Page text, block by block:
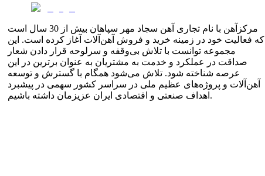
مرکزآهن با نام تجاری آهن سجاد مهر سپاهان بیش از 30 سال است
که فعالیت خود در زمینه خرید و فروش آهن‌آلات آغاز کرده است. این
مجموعه توانست با تلاش بی‌وقفه و سرلوحه قرار دادن شعار
صداقت در عملکرد و خدمت به مشتریان به عنوان برترین در این
عرصه شناخته شود. تلاش می‌شود همگام با گسترش و توسعه
آهن‌آلات و پروژه‌های عظیم ملی در سراسر کشور سهمی در پیشبرد
اهداف صنعتی و اقتصادی ایران عزیزمان داشته باشیم.